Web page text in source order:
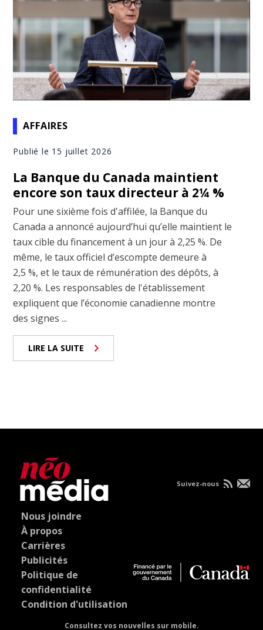
AFFAIRES
Publié le 15 juillet 2026
La Banque du Canada maintient
encore son taux directeur à 2¼ %
Pour une sixième fois d'affilée, la Banque du
Canada a annoncé aujourd’hui qu’elle maintient le
taux cible du financement à un jour à 2,25 %. De
même, le taux officiel d’escompte demeure à
2,5 %, et le taux de rémunération des dépôts, à
2,20 %. Les responsables de l'établissement
expliquent que l’économie canadienne montre
des signes ...
LIRE LA SUITE
Nous joindre
À propos
Carrières
Publicités
Politique de
confidentialité
Condition d'utilisation
Consultez vos nouvelles sur mobile.
Suivez-nous